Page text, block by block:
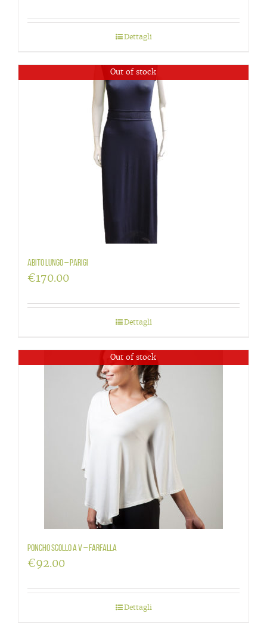
Dettagli
Out of stock
Abito lungo – Parigi
€170.00
Dettagli
Out of stock
Poncho scollo a V – Farfalla
€92.00
Dettagli